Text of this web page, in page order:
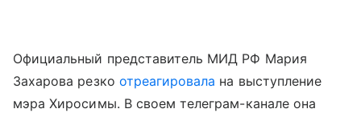
Официальный представитель МИД РФ Мария
Захарова резко отреагировала на выступление
мэра Хиросимы. В своем телеграм-канале она